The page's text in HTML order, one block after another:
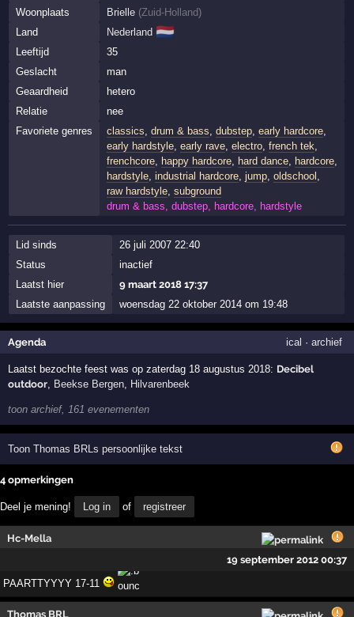
Woonplaats
Brielle (Zuid-Holland)
Land
Nederland 🇳🇱
Leeftijd
35
Geslacht
man
Geaardheid
hetero
Relatie
nee
Favoriete genres
classics, drum & bass, dubstep, early hardcore,
early hardstyle, early rave, electro, french tek,
frenchcore, happy hardcore, hard dance, hardcore,
hardstyle, industrial hardcore, jump, oldschool ,
raw hardstyle, subground
drum & bass, dubstep, hardcore, hardstyle
Lid sinds
26 juli 2007 22:40
Status
inactief
Laatst hier
9 maart 2018 17:37
Laatste aanpassing
woensdag 22 oktober 2014 om 19:48
Agenda ical · archief
Laatst bezochte feest was op zaterdag 18 augustus 2018: Decibel
outdoor, Beekse Bergen, Hilvarenbeek
toon archief, 161 evenementen
Toon Thomas BRLs persoonlijke tekst
4 opmerkingen
Deel je mening! Log in of registreer
Hc-Mella
19 september 2012 00:37
PAARTTYYYY 17-11
Thomas BRL